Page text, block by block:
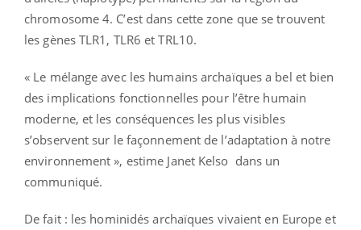
chromosome 4. C’est dans cette zone que se trouvent
les gènes TLR1, TLR6 et TRL10.
« Le mélange avec les humains archaïques a bel et bien
des implications fonctionnelles pour l’être humain
moderne, et les conséquences les plus visibles
s’observent sur le façonnement de l’adaptation à notre
environnement », estime Janet Kelso dans un
communiqué.
De fait : les hominidés archaïques vivaient en Europe et